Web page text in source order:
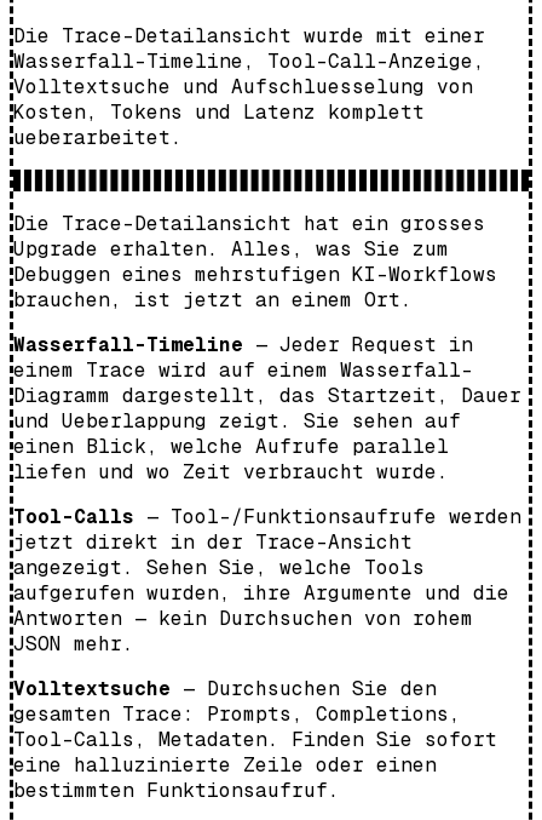
Die Trace-Detailansicht wurde mit einer
Wasserfall-Timeline, Tool-Call-Anzeige,
Volltextsuche und Aufschluesselung von
Kosten, Tokens und Latenz komplett
ueberarbeitet.
Die Trace-Detailansicht hat ein grosses
Upgrade erhalten. Alles, was Sie zum
Debuggen eines mehrstufigen KI-Workflows
brauchen, ist jetzt an einem Ort.
Wasserfall-Timeline — Jeder Request in
einem Trace wird auf einem Wasserfall-
Diagramm dargestellt, das Startzeit, Dauer
und Ueberlappung zeigt. Sie sehen auf
einen Blick, welche Aufrufe parallel
liefen und wo Zeit verbraucht wurde.
Tool-Calls — Tool-/Funktionsaufrufe werden
jetzt direkt in der Trace-Ansicht
angezeigt. Sehen Sie, welche Tools
aufgerufen wurden, ihre Argumente und die
Antworten — kein Durchsuchen von rohem
JSON mehr.
Volltextsuche — Durchsuchen Sie den
gesamten Trace: Prompts, Completions,
Tool-Calls, Metadaten. Finden Sie sofort
eine halluzinierte Zeile oder einen
bestimmten Funktionsaufruf.